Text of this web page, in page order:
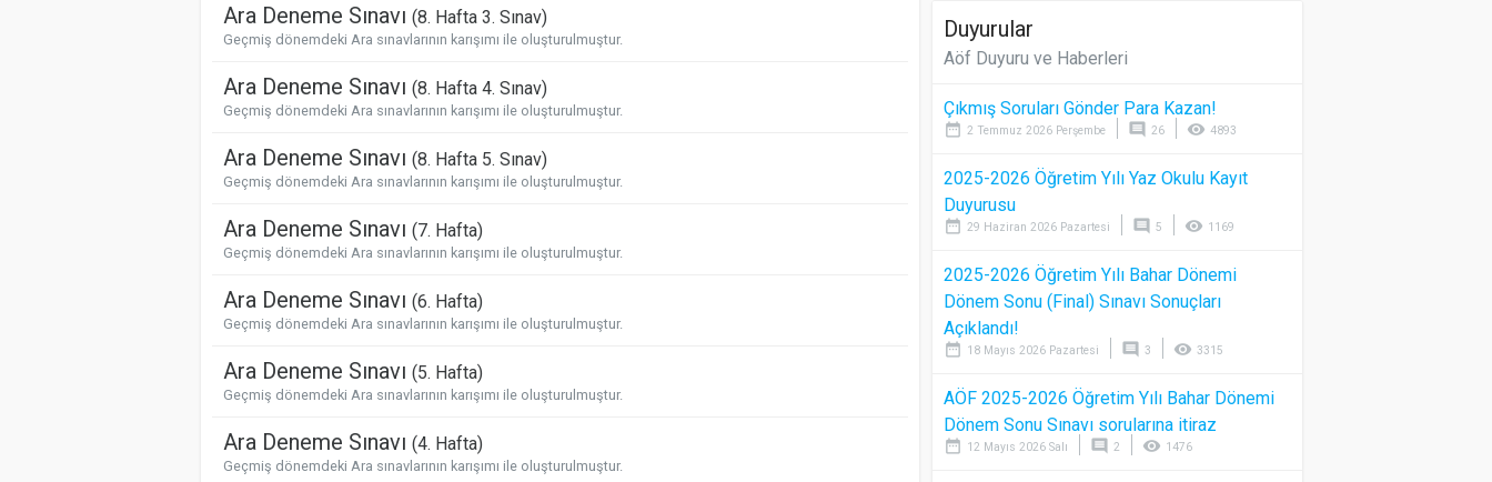
Ara Deneme Sınavı (8. Hafta 3. Sınav)
Geçmiş dönemdeki Ara sınavlarının karışımı ile oluşturulmuştur.
Ara Deneme Sınavı (8. Hafta 4. Sınav)
Geçmiş dönemdeki Ara sınavlarının karışımı ile oluşturulmuştur.
Ara Deneme Sınavı (8. Hafta 5. Sınav)
Geçmiş dönemdeki Ara sınavlarının karışımı ile oluşturulmuştur.
Ara Deneme Sınavı (7. Hafta)
Geçmiş dönemdeki Ara sınavlarının karışımı ile oluşturulmuştur.
Ara Deneme Sınavı (6. Hafta)
Geçmiş dönemdeki Ara sınavlarının karışımı ile oluşturulmuştur.
Ara Deneme Sınavı (5. Hafta)
Geçmiş dönemdeki Ara sınavlarının karışımı ile oluşturulmuştur.
Ara Deneme Sınavı (4. Hafta)
Geçmiş dönemdeki Ara sınavlarının karışımı ile oluşturulmuştur.
Duyurular
Aöf Duyuru ve Haberleri
Çıkmış Soruları Gönder Para Kazan!
date_range 2 Temmuz 2026 Perşembe comment 26 visibility 4893
2025-2026 Öğretim Yılı Yaz Okulu Kayıt
Duyurusu
date_range 29 Haziran 2026 Pazartesi comment 5 visibility 1169
2025-2026 Öğretim Yılı Bahar Dönemi
Dönem Sonu (Final) Sınavı Sonuçları
Açıklandı!
date_range 18 Mayıs 2026 Pazartesi comment 3 visibility 3315
AÖF 2025-2026 Öğretim Yılı Bahar Dönemi
Dönem Sonu Sınavı sorularına itiraz
date_range 12 Mayıs 2026 Salı comment 2 visibility 1476